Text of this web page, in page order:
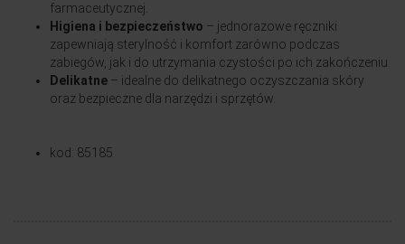
farmaceutycznej.
Higiena i bezpieczeństwo – jednorazowe ręczniki
zapewniają sterylność i komfort zarówno podczas
zabiegów, jak i do utrzymania czystości po ich zakończeniu.
Delikatne – idealne do delikatnego oczyszczania skóry
oraz bezpieczne dla narzędzi i sprzętów.
kod: 85185